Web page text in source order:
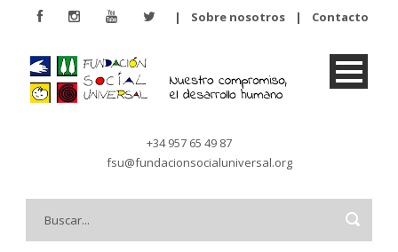
| Sobre nosotros | Contacto
+34 957 65 49 87
fsu@fundacionsocialuniversal.org